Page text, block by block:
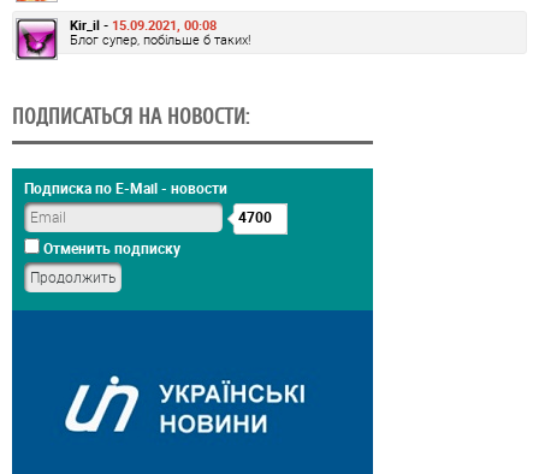
Kir_il - 15.09.2021, 00:08
Блог супер, побільше б таких!
ПОДПИСАТЬСЯ НА НОВОСТИ:
Подписка по E-Mail - новости
4700
Отменить подписку